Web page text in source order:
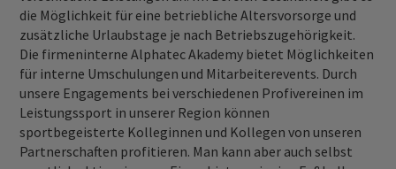
die Möglichkeit für eine betriebliche Altersvorsorge und
zusätzliche Urlaubstage je nach Betriebszugehörigkeit.
Die firmeninterne Alphatec Akademy bietet Möglichkeiten
für interne Umschulungen und Mitarbeiterevents. Durch
unsere Engagements bei verschiedenen Profivereinen im
Leistungssport in unserer Region können
sportbegeisterte Kolleginnen und Kollegen von unseren
Partnerschaften profitieren. Man kann aber auch selbst